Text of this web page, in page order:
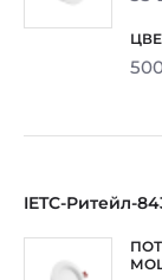
IETC-Ритейл-